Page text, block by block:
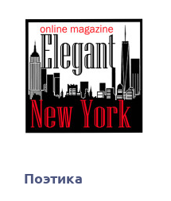
Поэтика